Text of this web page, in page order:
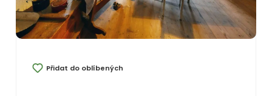
Přidat do oblíbených